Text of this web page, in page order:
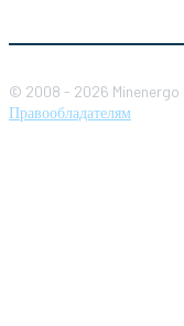
© 2008 - 2026 Minenergo
Правообладателям